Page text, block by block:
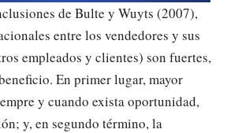
de Bulte y Wuyts (2007),
entre los vendedores y sus
empleados y clientes) son fuertes,
En primer lugar, mayor
y cuando exista oportunidad,
y, en segundo término, la